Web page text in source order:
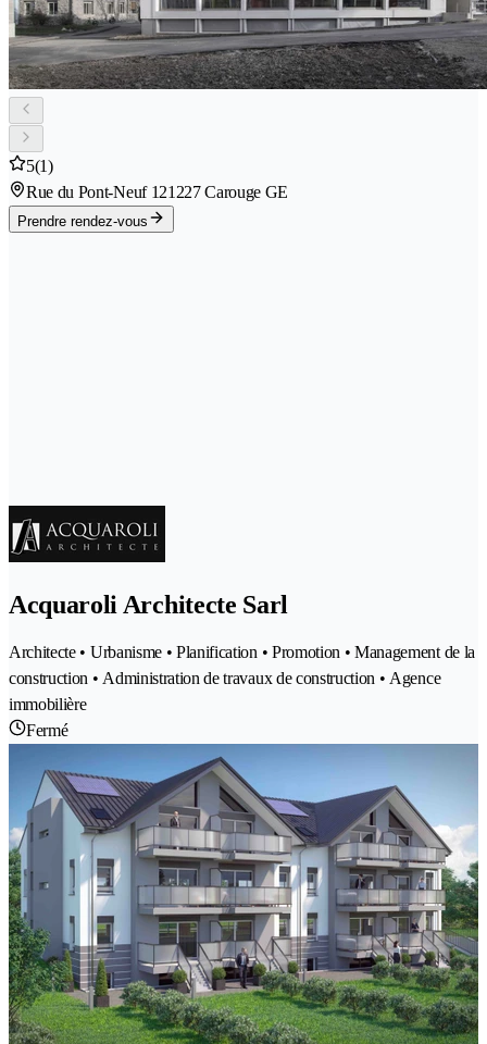
5(1)
Rue du Pont-Neuf 121227 Carouge GE
Prendre rendez-vous
Acquaroli Architecte Sarl
Architecte • Urbanisme • Planification • Promotion • Management de la
construction • Administration de travaux de construction • Agence
immobilière
Fermé